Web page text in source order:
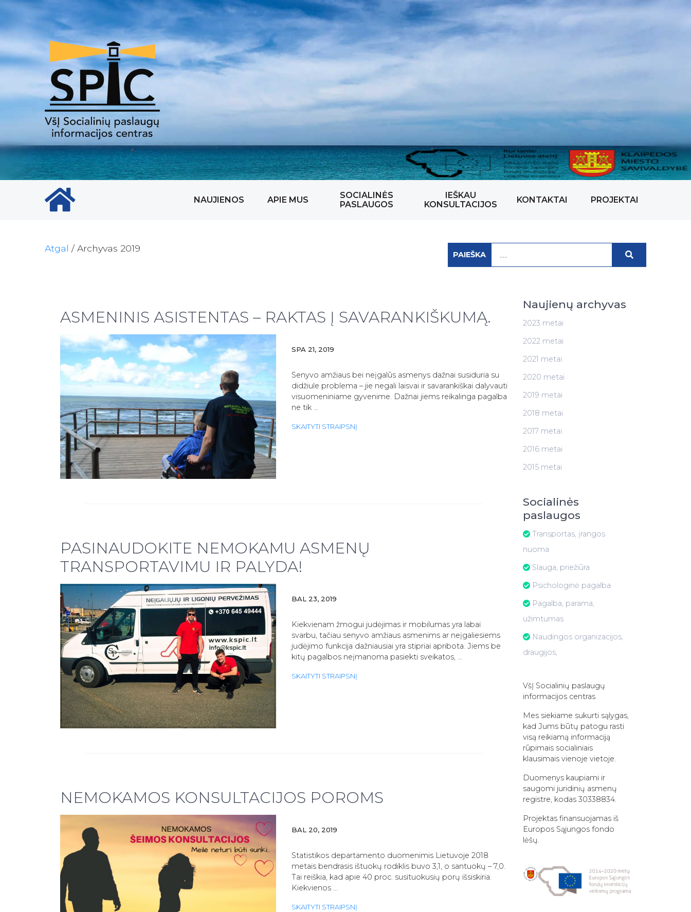
NAUJIENOS APIE MUS
SOCIALINĖS
PASLAUGOS
IEŠKAU
KONSULTACIJOS
KONTAKTAI PROJEKTAI
Atgal / Archyvas 2019
PAIEŠKA
ASMENINIS ASISTENTAS – RAKTAS Į SAVARANKIŠKUMĄ.
SPA 21, 2019
Senyvo amžiaus bei neįgalūs asmenys dažnai susiduria su
didžiule problema – jie negali laisvai ir savarankiškai dalyvauti
visuomeniniame gyvenime. Dažnai jiems reikalinga pagalba
ne tik …
SKAITYTI STRAIPSNĮ
PASINAUDOKITE NEMOKAMU ASMENŲ
TRANSPORTAVIMU IR PALYDA!
BAL 23, 2019
Kiekvienam žmogui judėjimas ir mobilumas yra labai
svarbu, tačiau senyvo amžiaus asmenims ar neįgaliesiems
judėjimo funkcija dažniausiai yra stipriai apribota. Jiems be
kitų pagalbos neįmanoma pasiekti sveikatos, …
SKAITYTI STRAIPSNĮ
NEMOKAMOS KONSULTACIJOS POROMS
BAL 20, 2019
Statistikos departamento duomenimis Lietuvoje 2018
metais bendrasis ištuokų rodiklis buvo 3,1, o santuokų – 7,0.
Tai reiškia, kad apie 40 proc. susituokusių porų išsiskiria.
Kiekvienos …
SKAITYTI STRAIPSNĮ
Naujienų archyvas
2023 metai
2022 metai
2021 metai
2020 metai
2019 metai
2018 metai
2017 metai
2016 metai
2015 metai
Socialinės
paslaugos
Transportas, įrangos
nuoma
Slauga, priežiūra
Psichologinė pagalba
Pagalba, parama,
užimtumas
Naudingos organizacijos,
draugijos,
VšĮ Socialinių paslaugų
informacijos centras
Mes siekiame sukurti sąlygas,
kad Jums būtų patogu rasti
visą reikiamą informaciją
rūpimais socialiniais
klausimais vienoje vietoje.
Duomenys kaupiami ir
saugomi juridinių asmenų
registre, kodas 30338834.
Projektas finansuojamas iš
Europos Sąjungos fondo
lėšų.